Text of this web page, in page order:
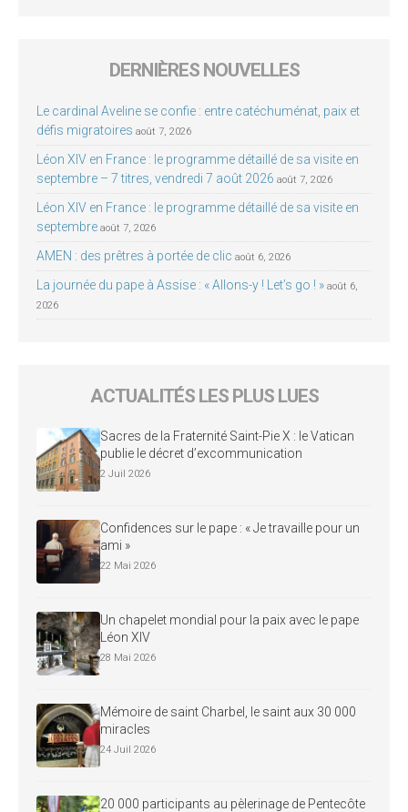
DERNIÈRES NOUVELLES
Le cardinal Aveline se confie : entre catéchuménat, paix et
défis migratoires août 7, 2026
Léon XIV en France : le programme détaillé de sa visite en
septembre – 7 titres, vendredi 7 août 2026 août 7, 2026
Léon XIV en France : le programme détaillé de sa visite en
septembre août 7, 2026
AMEN : des prêtres à portée de clic août 6, 2026
La journée du pape à Assise : « Allons-y ! Let’s go ! » août 6,
2026
ACTUALITÉS LES PLUS LUES
Sacres de la Fraternité Saint-Pie X : le Vatican
publie le décret d’excommunication
2 Juil 2026
Confidences sur le pape : « Je travaille pour un
ami »
22 Mai 2026
Un chapelet mondial pour la paix avec le pape
Léon XIV
28 Mai 2026
Mémoire de saint Charbel, le saint aux 30 000
miracles
24 Juil 2026
20 000 participants au pèlerinage de Pentecôte